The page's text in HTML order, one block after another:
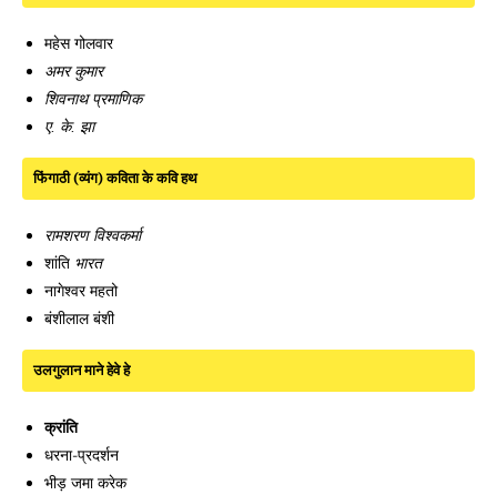
महेस गोलवार
अमर कुमार
शिवनाथ प्रमाणिक
ए. के. झा
फिंगाठी (व्यंग) कविता के कवि हथ
रामशरण विश्वकर्मा
शांति भारत
नागेश्वर महतो
बंशीलाल बंशी
उलगुलान माने हेवे हे
क्रांति
धरना-प्रदर्शन
भीड़ जमा करेक